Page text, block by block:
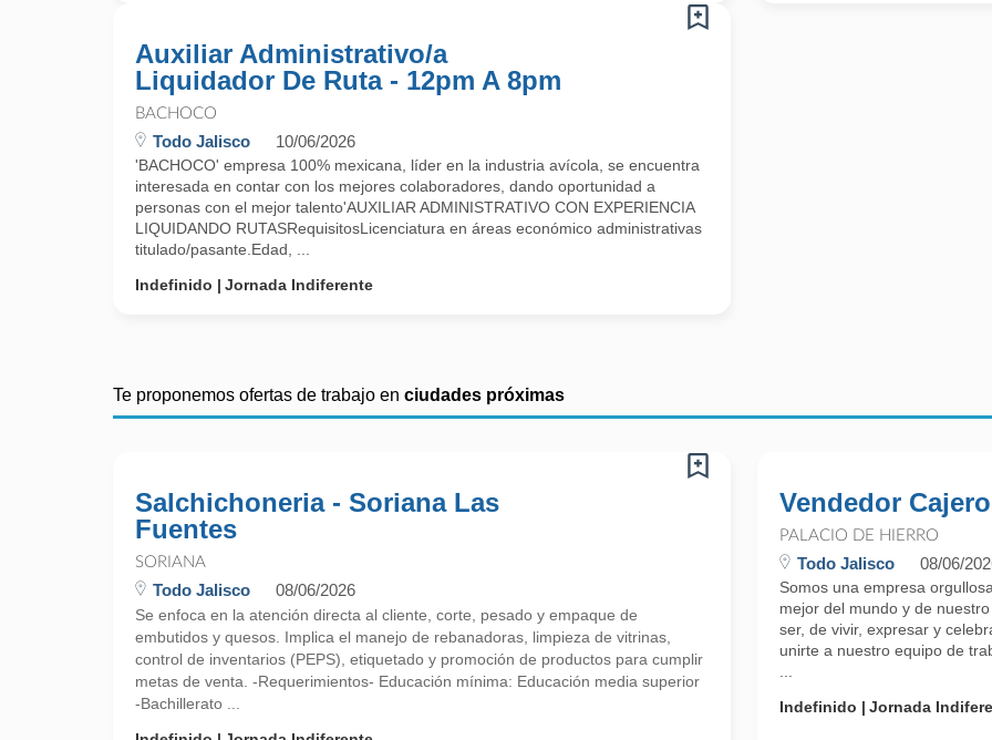
Auxiliar Administrativo/a
Liquidador De Ruta - 12pm A 8pm
BACHOCO
Todo Jalisco 10/06/2026
'BACHOCO' empresa 100% mexicana, líder en la industria avícola, se encuentra
interesada en contar con los mejores colaboradores, dando oportunidad a
personas con el mejor talento'AUXILIAR ADMINISTRATIVO CON EXPERIENCIA
LIQUIDANDO RUTASRequisitosLicenciatura en áreas económico administrativas
titulado/pasante.Edad, ...
Indefinido
Jornada Indiferente
Te proponemos ofertas de trabajo en ciudades próximas
Salchichoneria - Soriana Las
Fuentes
SORIANA
Todo Jalisco 08/06/2026
Se enfoca en la atención directa al cliente, corte, pesado y empaque de
embutidos y quesos. Implica el manejo de rebanadoras, limpieza de vitrinas,
control de inventarios (PEPS), etiquetado y promoción de productos para cumplir
metas de venta. -Requerimientos- Educación mínima: Educación media superior
-Bachillerato ...
Vendedor
PALACIO DE HIERRO
Todo Jalisco 08/06/
Somos una empresa
mejor del mundo y de
ser, de vivir, expresar y
unirte a nuestro equipo de
Indefinido
Jornada